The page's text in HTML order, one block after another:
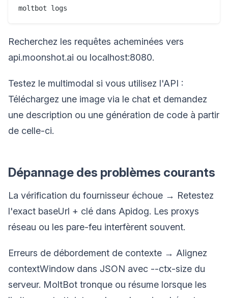
Recherchez les requêtes acheminées vers
api.moonshot.ai ou localhost:8080.
Testez le multimodal si vous utilisez l'API :
Téléchargez une image via le chat et demandez
une description ou une génération de code à partir
de celle-ci.
Dépannage des problèmes courants
La vérification du fournisseur échoue → Retestez
l'exact baseUrl + clé dans Apidog. Les proxys
réseau ou les pare-feu interfèrent souvent.
Erreurs de débordement de contexte → Alignez
contextWindow dans JSON avec --ctx-size du
serveur. MoltBot tronque ou résume lorsque les